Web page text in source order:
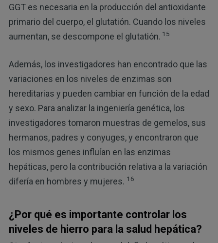
GGT es necesaria en la producción del antioxidante
primario del cuerpo, el glutatión. Cuando los niveles
aumentan, se descompone el glutatión. 15
Además, los investigadores han encontrado que las
variaciones en los niveles de enzimas son
hereditarias y pueden cambiar en función de la edad
y sexo. Para analizar la ingeniería genética, los
investigadores tomaron muestras de gemelos, sus
hermanos, padres y conyuges, y encontraron que
los mismos genes influían en las enzimas
hepáticas, pero la contribución relativa a la variación
difería en hombres y mujeres. 16
¿Por qué es importante controlar los
niveles de hierro para la salud hepática?